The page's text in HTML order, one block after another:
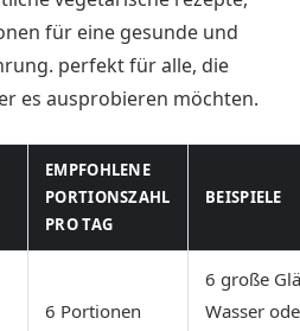
EMPFOHLENE
PORTIONSZAHL
PRO TAG
BEISPIELE
6 Portionen
6 große
Wasser